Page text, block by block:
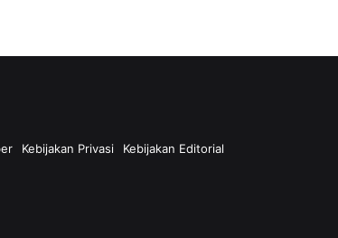
Kebijakan Privasi
Kebijakan Editorial